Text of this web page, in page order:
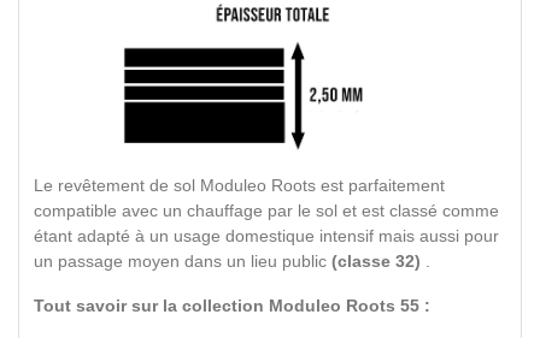
Le revêtement de sol Moduleo Roots est parfaitement
compatible avec un chauffage par le sol et est classé comme
étant adapté à un usage domestique intensif mais aussi pour
un passage moyen dans un lieu public (classe 32)
Tout savoir sur la collection Moduleo Roots 55 :